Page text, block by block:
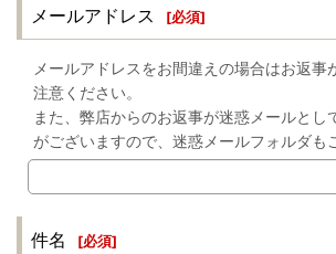
メールアドレス [必須]
メールアドレスをお間違えの場合はお返事
注意ください。
また、弊店からのお返事が迷惑メールとし
がございますので、迷惑メールフォルダも
件名 [必須]